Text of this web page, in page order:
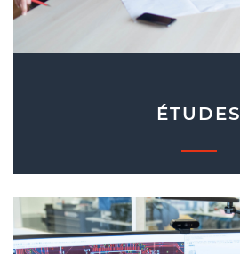
ÉTUDES